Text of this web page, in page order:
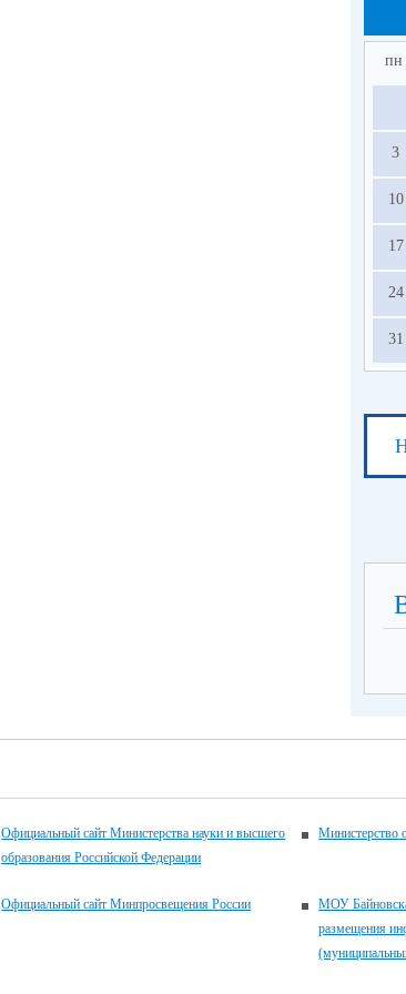
пн
3
10
17
24
31
Официальный сайт Министерства науки и высшего
образования Российской Федерации
Министерство
Официальный сайт Минпросвещения России
МОУ
размещения